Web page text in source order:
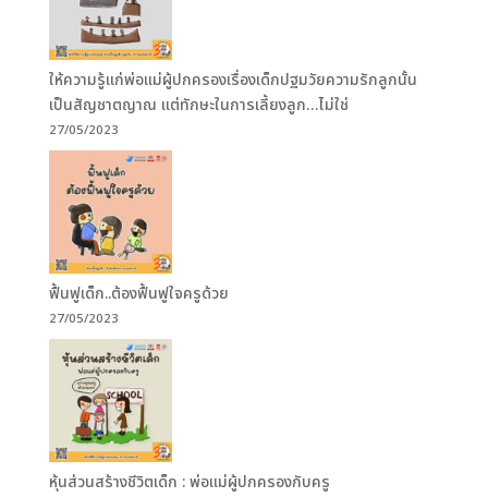
ให้ความรู้แก่พ่อแม่ผู้ปกครองเรื่องเด็กปฐมวัยความรักลูกนั้น
เป็นสัญชาตญาณ แต่ทักษะในการเลี้ยงลูก…ไม่ใช่
27/05/2023
ฟื้นฟูเด็ก..ต้องฟื้นฟูใจครูด้วย
27/05/2023
หุ้นส่วนสร้างชีวิตเด็ก : พ่อแม่ผู้ปกครองกับครู